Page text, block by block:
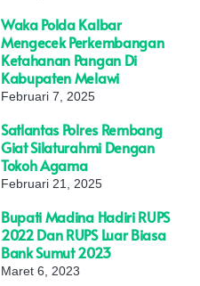
Waka Polda Kalbar
Mengecek Perkembangan
Ketahanan Pangan Di
Kabupaten Melawi
Februari 7, 2025
Satlantas Polres Rembang
Giat Silaturahmi Dengan
Tokoh Agama
Februari 21, 2025
Bupati Madina Hadiri RUPS
2022 Dan RUPS Luar Biasa
Bank Sumut 2023
Maret 6, 2023